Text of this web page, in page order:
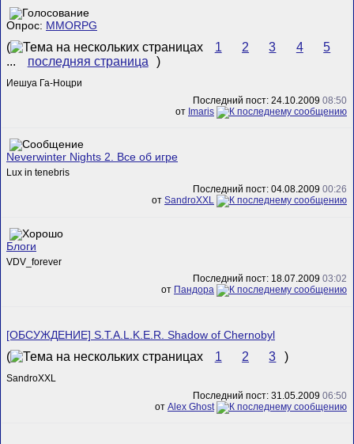
Опрос: MMORPG
( 1 2 3 4
5
...
последняя страница )
Иешуа Га-Ноцри
Последний пост: 24.10.2009 08:50
от Imaris
Neverwinter Nights 2. Все об игре
Lux in tenebris
Последний пост: 04.08.2009 00:26
от SandroXXL
Блоги
VDV_forever
Последний пост: 18.07.2009 03:02
от Пандора
[ОБСУЖДЕНИЕ] S.T.A.L.K.E.R. Shadow of Chernobyl
( 1 2 3 )
SandroXXL
Последний пост: 31.05.2009 06:50
от Alex Ghost